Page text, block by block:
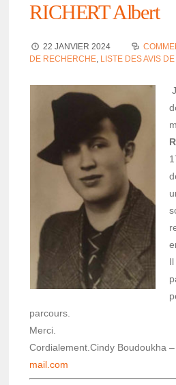
RICHERT Albert
22 JANVIER 2024
DE RECHERCHE, LISTE DES AVIS
parcours.
Merci.
Cordia­le­ment.Cindy Boudou­kha
mail.com